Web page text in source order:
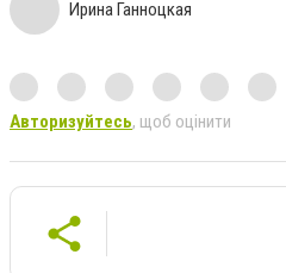
Ирина Ганноцкая
Авторизуйтесь, щоб оцінити